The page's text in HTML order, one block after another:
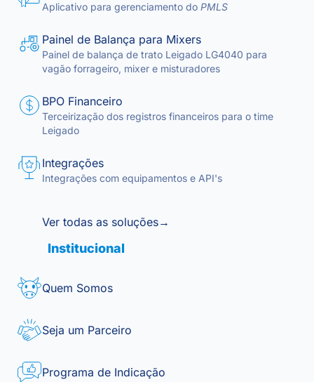
Aplicativo para gerenciamento do PMLS
Painel de Balança para Mixers
Painel de balança de trato Leigado LG4040 para
vagão forrageiro, mixer e misturadores
BPO Financeiro
Terceirização dos registros financeiros para o time
Leigado
Integrações
Integrações com equipamentos e API's
Ver todas as soluções→
Institucional
Quem Somos
Seja um Parceiro
Programa de Indicação